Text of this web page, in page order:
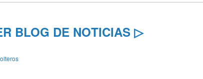
BLOG DE NOTICIAS ▷